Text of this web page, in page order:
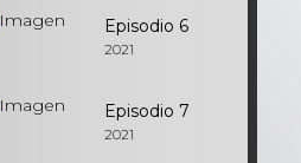
Episodio 6
2021
Episodio 7
2021